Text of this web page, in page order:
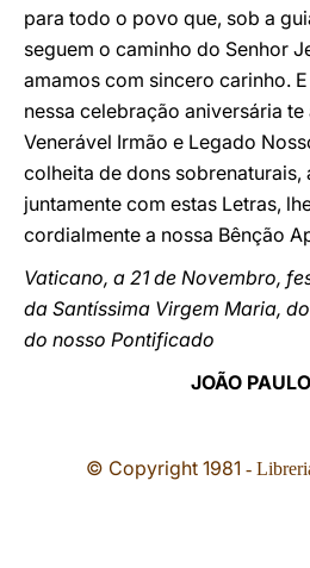
para todo o povo que, sob a
seguem o caminho do Senhor
amamos com sincero carinho.
nessa celebração aniversária
Venerável Irmão e Legado
colheita de dons sobrenaturais,
juntamente com estas Letras,
cordialmente a nossa Bênção
Vaticano, a 21 de Novembro,
da Santíssima Virgem Maria,
do nosso Pontificado
JOÃO
© Copyright 1981 -